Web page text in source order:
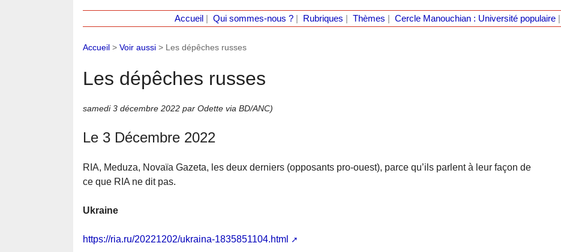
Accueil Qui sommes-nous ?| Rubriques Thèmes Cercle Manouchian : Université populaire|
Accueil > Voir aussi > Les dépêches russes
Les dépêches russes
samedi 3 décembre 2022 par Odette via BD/ANC)
Le 3 Décembre 2022
RIA, Meduza, Novaïa Gazeta, les deux derniers (opposants pro-ouest), parce qu’ils parlent à leur façon de
ce que RIA ne dit pas.
Ukraine
https://ria.ru/20221202/ukraina-1835851104.html